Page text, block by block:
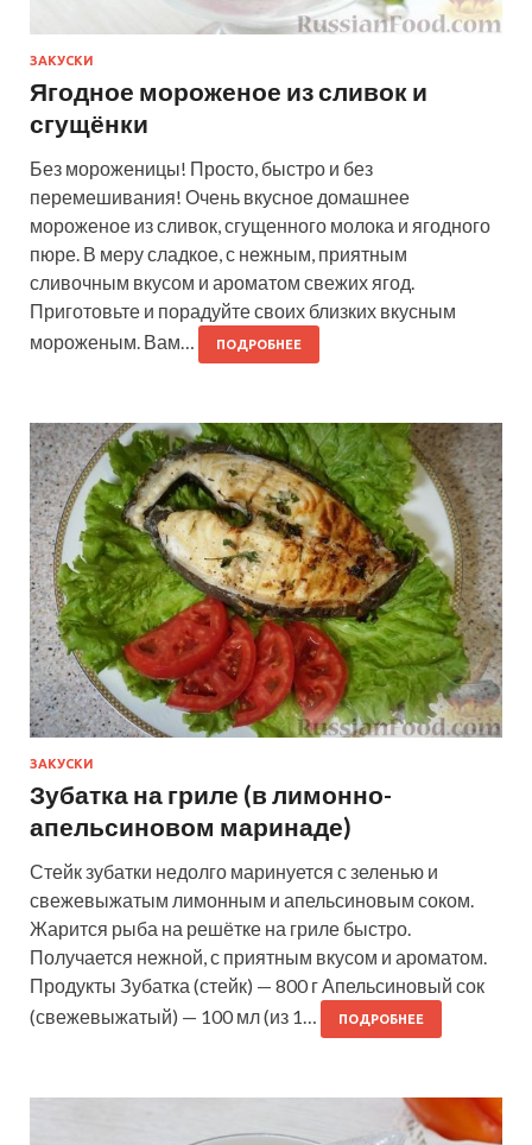
ЗАКУСКИ
Ягодное мороженое из сливок и
сгущёнки
Без мороженицы! Просто, быстро и без
перемешивания! Очень вкусное домашнее
мороженое из сливок, сгущенного молока и ягодного
пюре. В меру сладкое, с нежным, приятным
сливочным вкусом и ароматом свежих ягод.
Приготовьте и порадуйте своих близких вкусным
мороженым. Вам…
ПОДРОБНЕЕ
ЗАКУСКИ
Зубатка на гриле (в лимонно-
апельсиновом маринаде)
Стейк зубатки недолго маринуется с зеленью и
свежевыжатым лимонным и апельсиновым соком.
Жарится рыба на решётке на гриле быстро.
Получается нежной, с приятным вкусом и ароматом.
Продукты Зубатка (стейк) — 800 г Апельсиновый сок
(свежевыжатый) — 100 мл (из 1…
ПОДРОБНЕЕ